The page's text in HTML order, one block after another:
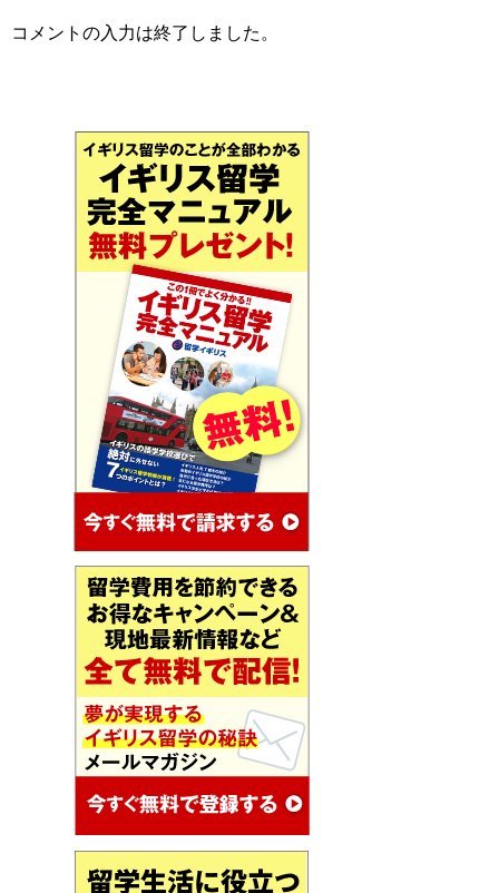
コメントの入力は終了しました。